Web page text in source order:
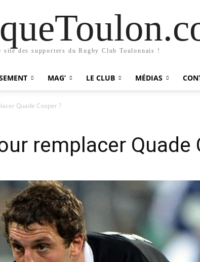
site des supporters du Rugby Club Toulonnais !
MAG’ LE CLUB MÉDIAS
Quade Cooper ?
remplacer Quade